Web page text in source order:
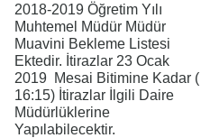
2018-2019 Öğretim Yılı
Muhtemel Müdür Müdür
Muavini Bekleme Listesi
Ektedir. İtirazlar 23 Ocak
2019 Mesai Bitimine Kadar (
16:15) İtirazlar İlgili Daire
Müdürlüklerine
Yapılabilecektir.